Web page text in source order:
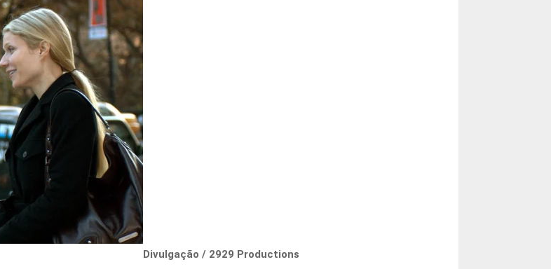
Divulgação / 2929 Productions